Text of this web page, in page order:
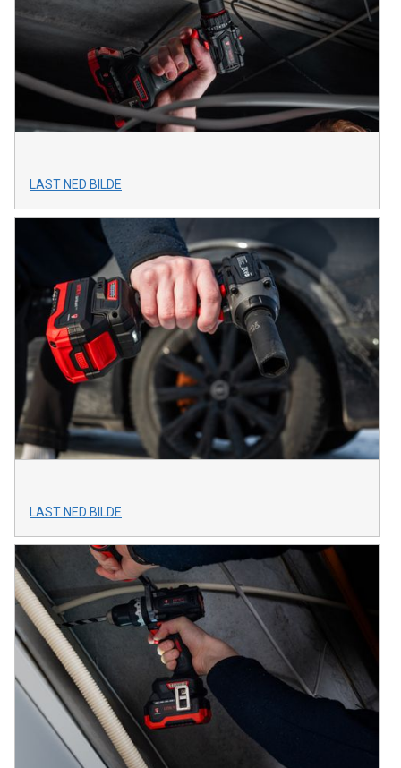
LAST NED BILDE
LAST NED BILDE